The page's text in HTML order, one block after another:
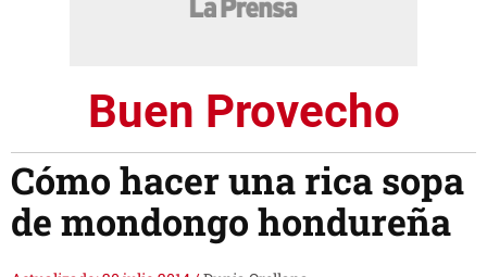
Buen Provecho
Cómo hacer una rica sopa
de mondongo hondureña